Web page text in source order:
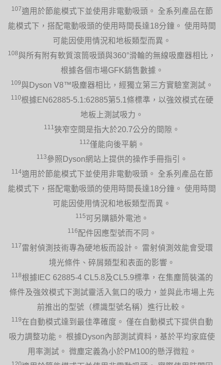
107適用於節能模式下並使用非電動吸頭。 全系列產品在節
能模式下，搭配電動吸頭的使用時間長達18分鐘。 使用時間
可能因使用情況和地板類型而異。
108與所有附有軟質滾筒吸頭與360°滑輪的無線吸塵器相比，
根據各個市場GFK銷售數據。
109與Dyson V8™吸塵器相比，經獨立第三方實驗室測試。
110根據EN62885-5.1:62885第5.1條標準，以強效模式在硬
地板上測試吸力。
111 狹窄空間是指大於20.7公分的間隙。
112僅能向後平躺。
113參照Dyson網站上提供的操作手冊指引。
114適用於節能模式下並使用非電動吸頭。 全系列產品在節
能模式下，搭配電動吸頭的使用時間長達18分鐘。 使用時間
可能因使用情況和地板類型而異。
115可另購額外電池。
116配件因應型號而不同。
117雷射偵測技術專為硬地板而設計。 雷射偵測效能會受環
境光條件、碎屑類型和表面的影響。
118根據IEC 62885-4 CL5.8及CL5.9標準，在集塵筒裝滿的
條件及強效模式下測試靈活入氣口的吸力，並與此市場上先
前推出的型號（標識型號名稱）進行比較。
119在自動模式達到最佳準確度。 僅在自動模式下提供自動
吸力調整功能。 根據Dyson內部測試資料，基於平均家庭使
用率測試。 微塵定義為小於PM100的懸浮微粒。